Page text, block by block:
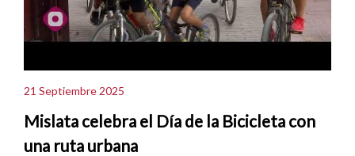
21 Septiembre 2025
Mislata celebra el Día de la Bicicleta con
una ruta urbana